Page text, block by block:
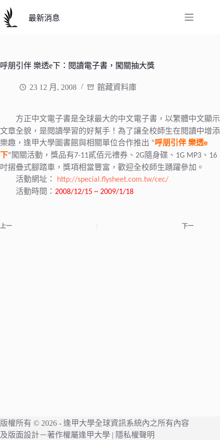
至
主
容
最新消息
呼朋引伴 樂透e下：閱讀電子書，闖關抽大獎
23 12 月, 2008 館藏資料庫
方正中文電子書是全球最大的中文電子書，以繁體中文顯示
文章全貌，是閱讀學習的好幫手！為了讓全校師生在閱讀中增添
樂趣，逢甲大學圖書館與相關單位合作推出 “ 呼朋引伴 樂透e
下”闖關活動，獎品有7-11貳佰元禮券、 2G隨身碟、 1G MP3 、 16
吋摺疊式腳踏車，獎項相當豐富，歡迎全校師生踴躍參加。
活動網址：
http://special.flysheet.com.tw/cec/
活動時間： 2008/12/15 ~ 2009/1/18
上一 下一
版權所有 © 2026 - 逢甲大學全球資訊系統內之所有內容
及版面設計－著作權屬逢甲大學 | 隱私權聲明